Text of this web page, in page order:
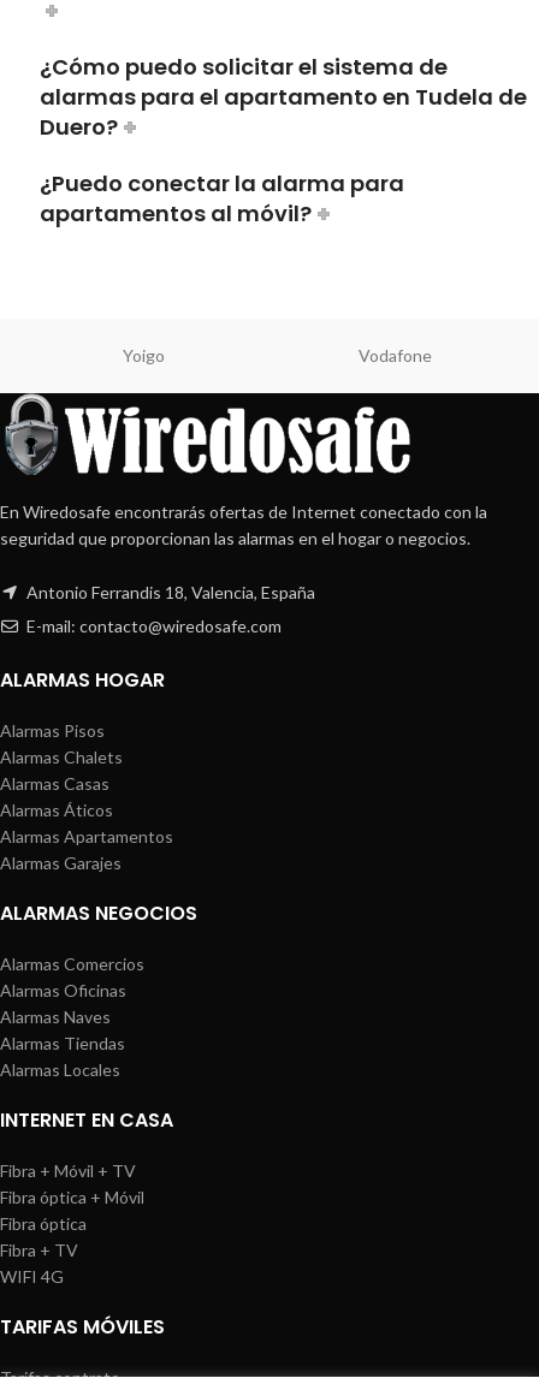
¿Cómo puedo solicitar el sistema de
alarmas para el apartamento en Tudela de
Duero?
¿Puedo conectar la alarma para
apartamentos al móvil?
Yoigo Vodafone
En Wiredosafe encontrarás ofertas de Internet conectado con la
seguridad que proporcionan las alarmas en el hogar o negocios.
Antonio Ferrandis 18, Valencia, España
E-mail: contacto@wiredosafe.com
ALARMAS HOGAR
Alarmas Pisos
Alarmas Chalets
Alarmas Casas
Alarmas Áticos
Alarmas Apartamentos
Alarmas Garajes
ALARMAS NEGOCIOS
Alarmas Comercios
Alarmas Oficinas
Alarmas Naves
Alarmas Tiendas
Alarmas Locales
INTERNET EN CASA
Fibra + Móvil + TV
Fibra óptica + Móvil
Fibra óptica
Fibra + TV
WIFI 4G
TARIFAS MÓVILES
Tarifas contrato